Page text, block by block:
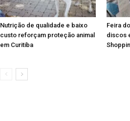
Nutrição de qualidade e baixo
custo reforçam proteção animal
em Curitiba
Feira
discos